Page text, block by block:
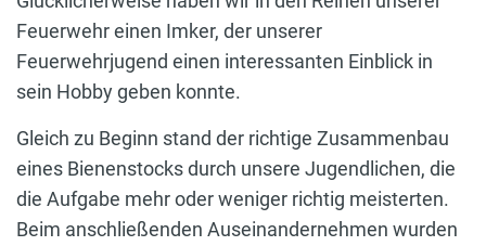
Feuerwehr einen Imker, der unserer
Feuerwehrjugend einen interessanten Einblick in
sein Hobby geben konnte.
Gleich zu Beginn stand der richtige Zusammenbau
eines Bienenstocks durch unsere Jugendlichen, die
die Aufgabe mehr oder weniger richtig meisterten.
Beim anschließenden Auseinandernehmen wurden